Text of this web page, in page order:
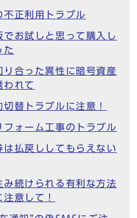
不正利用トラブル
お試しと思って購入し
た
り合った異性に暗号資産
われて
替トラブルに注意！
ォーム工事のトラブル
は払戻ししてもらえない
み続けられる有利な方法
意して！